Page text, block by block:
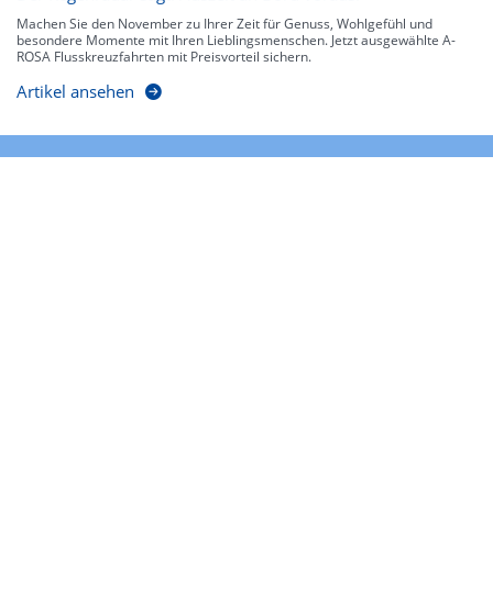
Machen Sie den November zu Ihrer Zeit für Genuss, Wohlgefühl und
besondere Momente mit Ihren Lieblingsmenschen. Jetzt ausgewählte A-
ROSA Flusskreuzfahrten mit Preisvorteil sichern.
Artikel ansehen